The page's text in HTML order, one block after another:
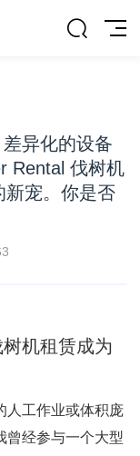
异化的设备
Rental 伐树机
新宠。你是否
机租赁成为
人工作业或体积庞
曾经参与一个大型